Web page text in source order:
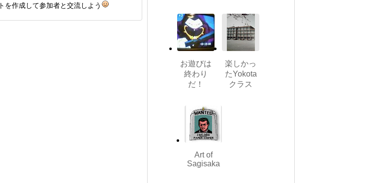
トを作成して参加者と交流しよう
お遊びは
終わり
だ！
楽しかっ
たYokota
クラス
Art of
Sagisaka